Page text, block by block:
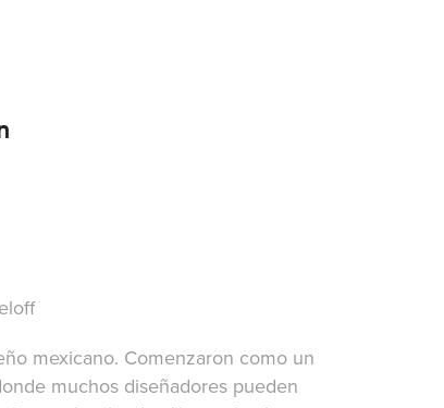
mexicano. Comenzaron como un
muchos diseñadores pueden